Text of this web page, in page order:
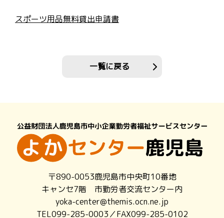
スポーツ用品無料貸出申請書
一覧に戻る
〒890-0053鹿児島市中央町10番地
キャンセ7階 市勤労者交流センター内
yoka-center@themis.ocn.ne.jp
TEL099-285-0003／FAX099-285-0102